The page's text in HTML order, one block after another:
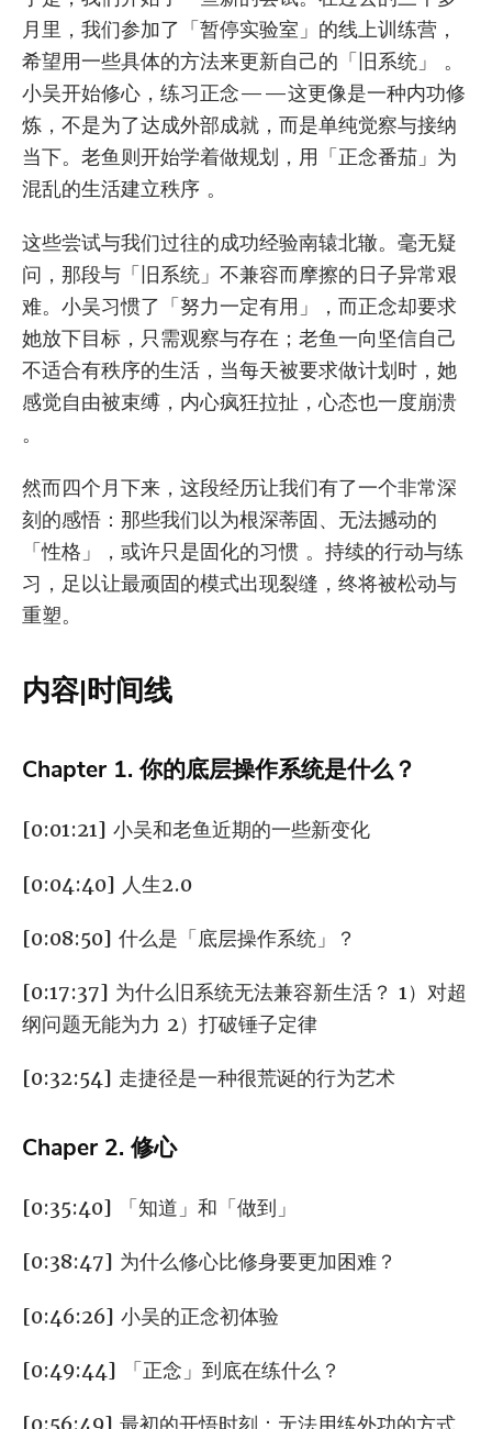
月里，我们参加了「暂停实验室」的线上训练营，
希望用一些具体的方法来更新自己的「旧系统」 。
小吴开始修心，练习正念——这更像是一种内功修
炼，不是为了达成外部成就，而是单纯觉察与接纳
当下。老鱼则开始学着做规划，用「正念番茄」为
混乱的生活建立秩序 。
这些尝试与我们过往的成功经验南辕北辙。毫无疑
问，那段与「旧系统」不兼容而摩擦的日子异常艰
难。小吴习惯了「努力一定有用」，而正念却要求
她放下目标，只需观察与存在；老鱼一向坚信自己
不适合有秩序的生活，当每天被要求做计划时，她
感觉自由被束缚，内心疯狂拉扯，心态也一度崩溃
。
然而四个月下来，这段经历让我们有了一个非常深
刻的感悟：那些我们以为根深蒂固、无法撼动的
「性格」，或许只是固化的习惯 。持续的行动与练
习，足以让最顽固的模式出现裂缝，终将被松动与
重塑。
内容|时间线
Chapter 1. 你的底层操作系统是什么？
[0:01:21] 小吴和老鱼近期的一些新变化
[0:04:40] 人生2.0
[0:08:50] 什么是「底层操作系统」？
[0:17:37] 为什么旧系统无法兼容新生活？ 1）对超
纲问题无能为力 2）打破锤子定律
[0:32:54] 走捷径是一种很荒诞的行为艺术
Chaper 2. 修心
[0:35:40] 「知道」和「做到」
[0:38:47] 为什么修心比修身要更加困难？
[0:46:26] 小吴的正念初体验
[0:49:44] 「正念」到底在练什么？
[0:56:49] 最初的开悟时刻：无法用练外功的方式